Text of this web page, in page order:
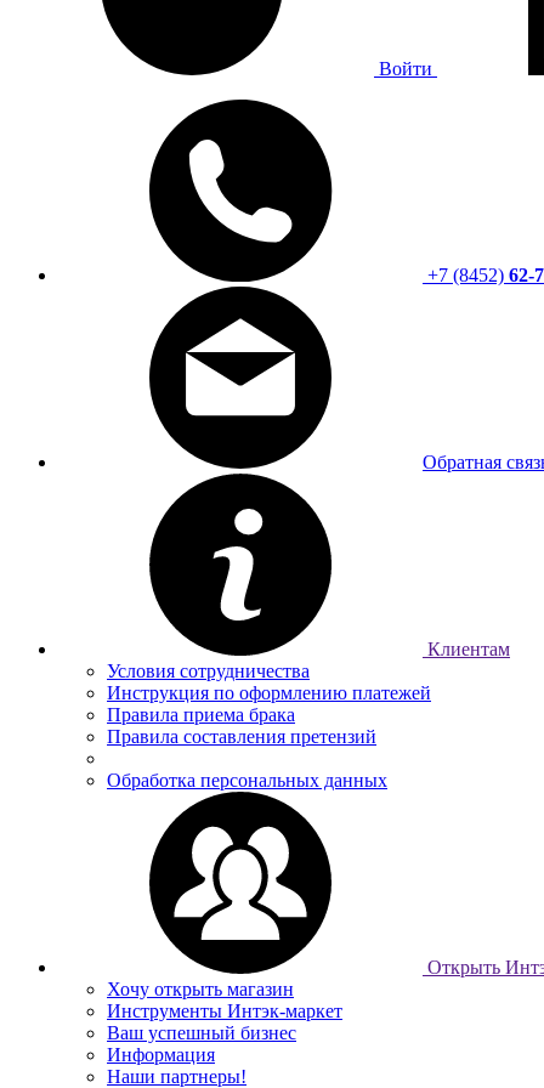
Войти
+7 (8452) 62-
Обратная
Клиентам
Условия сотрудничества
Инструкция по оформлению платежей
Правила приема брака
Правила составления претензий
Обработка персональных данных
Открыть
Хочу открыть магазин
Инструменты Интэк-маркет
Ваш успешный бизнес
Информация
Наши партнеры!